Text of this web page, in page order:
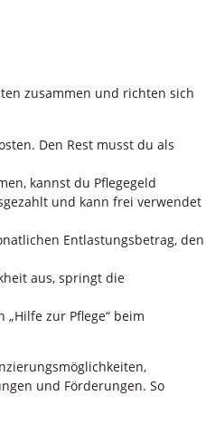
zusammen und richten sich
Den Rest musst du als
kannst du Pflegegeld
und kann frei verwendet
Entlastungsbetrag, den
aus, springt die
zur Pflege“ beim
und Förderungen. So